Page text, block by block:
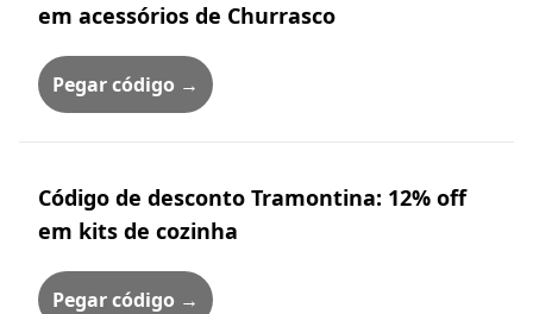
em acessórios de Churrasco
Pegar código →
Código de desconto Tramontina: 12% off
em kits de cozinha
Pegar código →